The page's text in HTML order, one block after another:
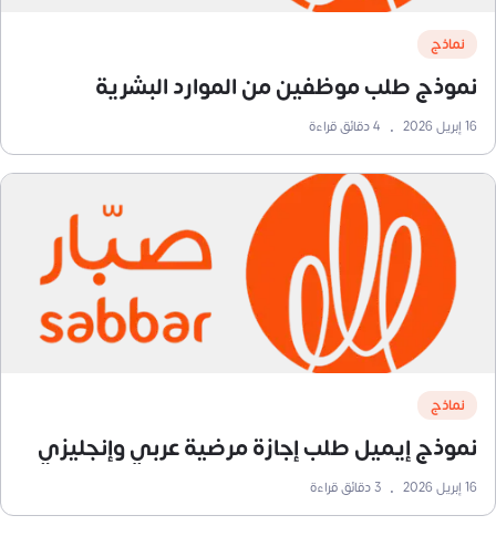
نماذج
نموذج طلب موظفين من الموارد البشرية
16 إبريل 2026 •
4دقائق قراءة
نماذج
نموذج إيميل طلب إجازة مرضية عربي وإنجليزي
16 إبريل 2026 •
3دقائق قراءة